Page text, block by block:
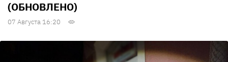
(ОБНОВЛЕНО)
07 Августа 16:20